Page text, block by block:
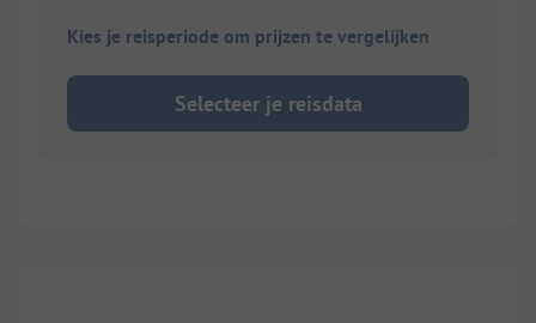
Kies je reisperiode om prijzen te vergelijken
Selecteer je reisdata